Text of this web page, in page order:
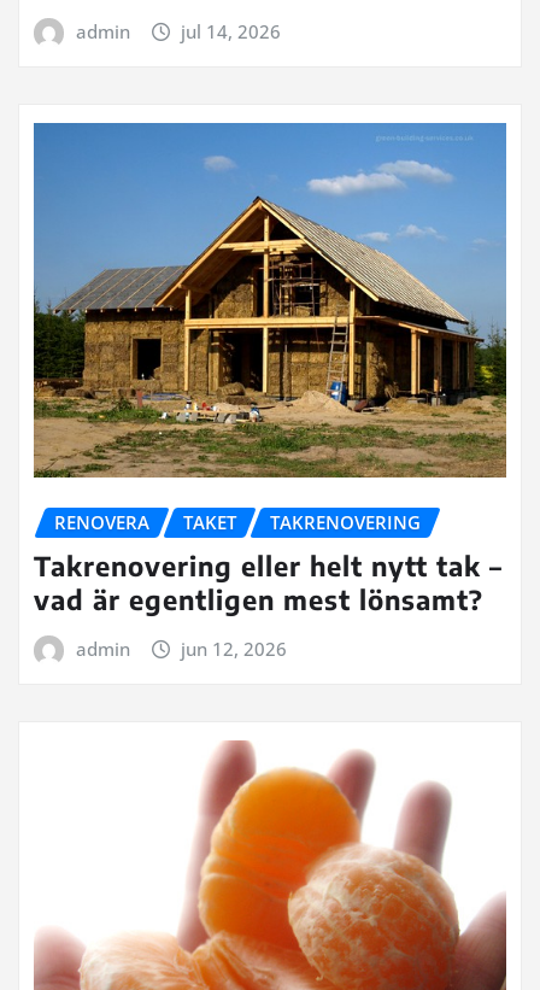
admin jul 14, 2026
RENOVERA TAKET TAKRENOVERING
Takrenovering eller helt nytt tak –
vad är egentligen mest lönsamt?
admin jun 12, 2026